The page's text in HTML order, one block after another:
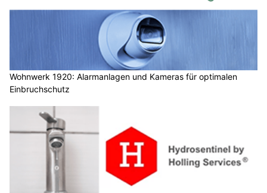
Wohnwerk 1920: Alarmanlagen und Kameras für optimalen
Einbruchschutz